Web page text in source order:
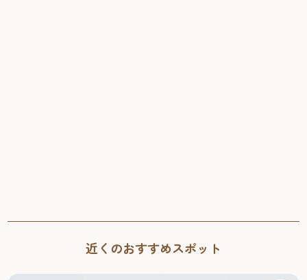
近くのおすすめスポット